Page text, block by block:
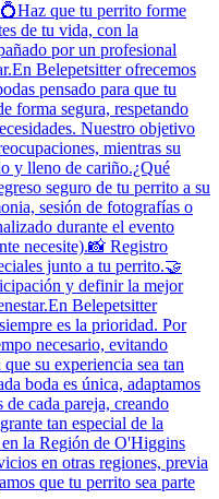
que tu perrito forme
de tu vida, con la
por un profesional
Belepetsitter ofrecemos
pensado para que tu
forma segura, respetando
Nuestro objetivo
mientras su
y lleno de cariño.¿Qué
seguro de tu perrito a su
sesión de fotografías o
durante el evento
necesite).📸 Registro
junto a tu perrito.🤝
y definir la mejor
Belepetsitter
es la prioridad. Por
necesario, evitando
su experiencia sea tan
boda es única, adaptamos
cada pareja, creando
tan especial de la
la Región de O'Higgins
en otras regiones, previa
que tu perrito sea parte